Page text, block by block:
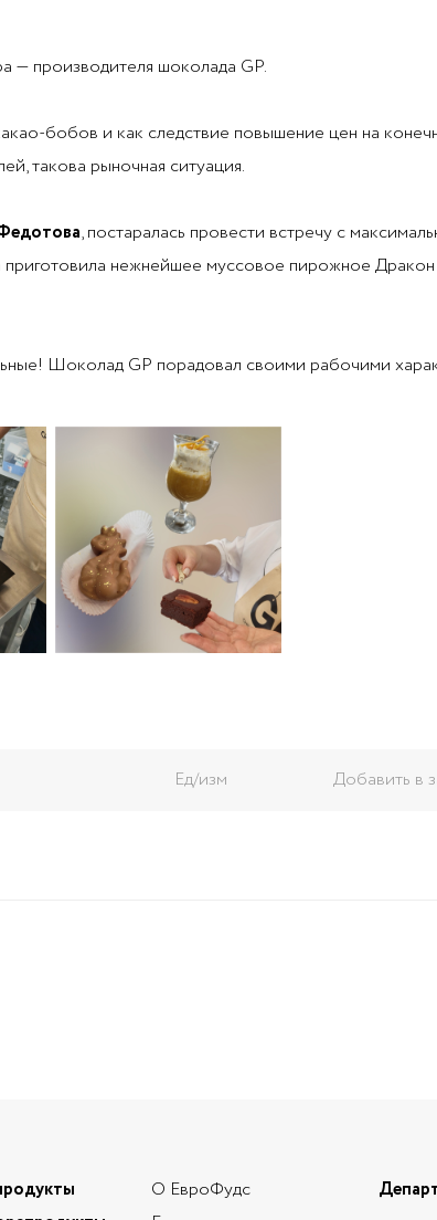
— производителя шоколада GP.
бобов и как следствие повышение цен на
такова рыночная ситуация.
, постаралась провести встречу с
нежнейшее муссовое пирожное Дракон
Шоколад GP порадовал своими рабочими
Ед/изм Добавить в
О ЕвроФудс